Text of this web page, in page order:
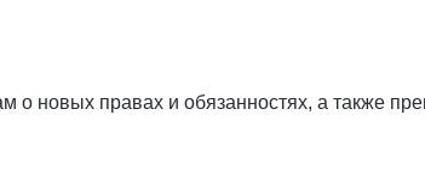
о новых правах и обязанностях, а также